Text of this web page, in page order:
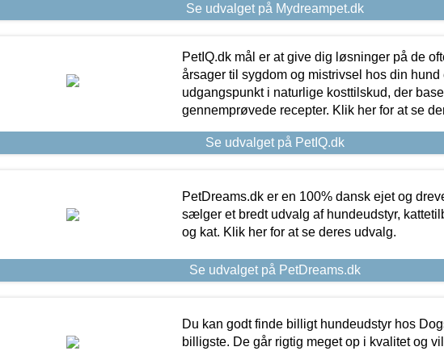
Se udvalget på Mydreampet.dk
PetIQ.dk mål er at give dig løsninger på de
årsager til sygdom og mistrivsel hos din hund
udgangspunkt i naturlige kosttilskud, der
gennemprøvede recepter. Klik her for at se
Se udvalget på PetIQ.dk
PetDreams.dk er en 100% dansk ejet og
sælger et bredt udvalg af hundeudstyr,
og kat. Klik her for at se deres udvalg.
Se udvalget på PetDreams.dk
Du kan godt finde billigt hundeudstyr hos
billigste. De går rigtig meget op i kvalitet og